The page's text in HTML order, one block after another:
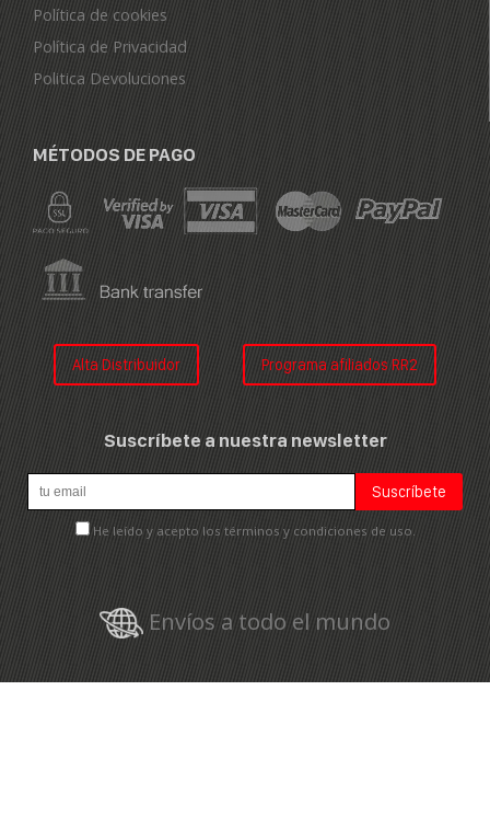
Política de cookies
Política de Privacidad
Politica Devoluciones
MÉTODOS DE PAGO
Alta Distribuidor Programa afiliados RR2
Suscríbete a nuestra newsletter
He leído y acepto los términos y condiciones de uso.
Envíos a todo el mundo